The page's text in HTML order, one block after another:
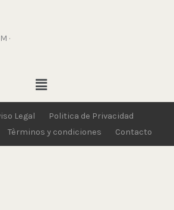
·
Menú
Legal
Politica de Privacidad
Tèrminos y condiciones Contacto